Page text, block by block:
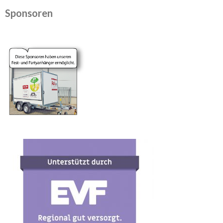
Sponsoren